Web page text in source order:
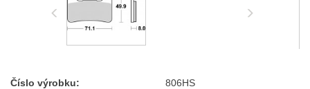
Číslo výrobku: 806HS